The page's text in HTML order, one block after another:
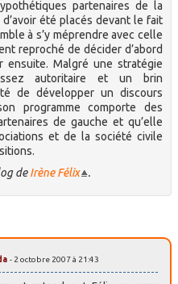
partenaires de la
été placés devant le fait
à s’y méprendre avec celle
reproché de décider d’abord
Malgré une stratégie
autoritaire et un brin
de développer un discours
programme comporte des
de gauche et qu’elle
et de la société civile
deIrène Félix .
- 2 octobre 2007 à 21:43